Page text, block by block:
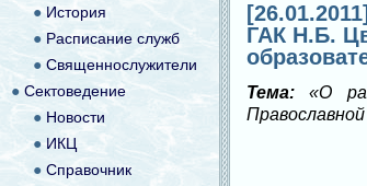
ГАК Н.Б.
Тема: «О
● История
● Расписание служб
● Священнослужители
● Сектоведение
● Новости
●ИКЦ
● Справочник